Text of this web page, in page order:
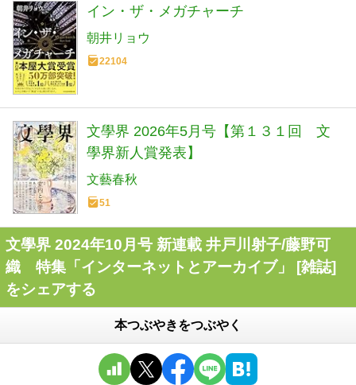
イン・ザ・メガチャーチ
朝井リョウ
22104
文學界 2026年5月号【第１３１回 文
學界新人賞発表】
文藝春秋
51
文學界 2024年10月号 新連載 井戸川射子/藤野可
織 特集「インターネットとアーカイブ」 [雑誌]
をシェアする
本つぶやきをつぶやく